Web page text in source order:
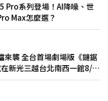
Pro系列登場！AI降噪、世
Max怎麼選？
來襲 全台首場劇場版《鏈鋸
新光三越台北南西一館8/6